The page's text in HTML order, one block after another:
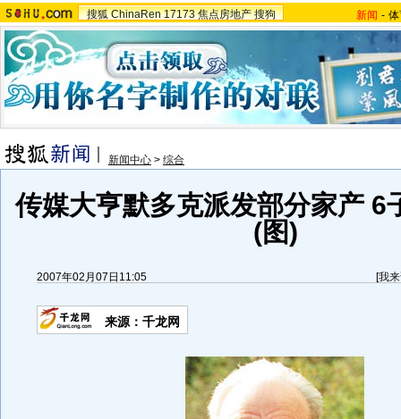
搜狐 ChinaRen 17173 焦点房地产 搜狗 新闻 -
新闻中心 > 综合
传媒大亨默多克派发部分家产 6
(图)
2007年02月07日11:05 [我
来源：千龙网